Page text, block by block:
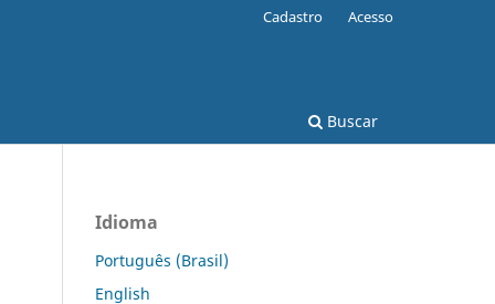
Buscar
Cadastro Acesso
Idioma
Português (Brasil)
English